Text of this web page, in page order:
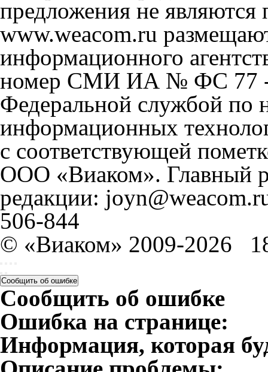
предложения не
www.weacom.ru
информационного
номер СМИ ИА № ФС 77 -
Федеральной службой по
информационных
с соответствующей
ООО «Виаком». Главный
редакции:
506-844
© «Виаком» 2009-2026
Сообщить об ошибке
Сообщить об ошибке
Ошибка на странице:
Информация, которая